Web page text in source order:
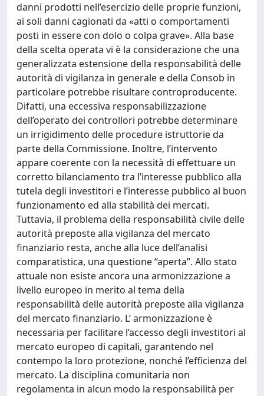
danni prodotti nell’esercizio delle proprie funzioni,
ai soli danni cagionati da «atti o comportamenti
posti in essere con dolo o colpa grave». Alla base
della scelta operata vi è la considerazione che una
generalizzata estensione della responsabilità delle
autorità di vigilanza in generale e della Consob in
particolare potrebbe risultare controproducente.
Difatti, una eccessiva responsabilizzazione
dell’operato dei controllori potrebbe determinare
un irrigidimento delle procedure istruttorie da
parte della Commissione. Inoltre, l’intervento
appare coerente con la necessità di effettuare un
corretto bilanciamento tra l’interesse pubblico alla
tutela degli investitori e l’interesse pubblico al buon
funzionamento ed alla stabilità dei mercati.
Tuttavia, il problema della responsabilità civile delle
autorità preposte alla vigilanza del mercato
finanziario resta, anche alla luce dell’analisi
comparatistica, una questione “aperta”. Allo stato
attuale non esiste ancora una armonizzazione a
livello europeo in merito al tema della
responsabilità delle autorità preposte alla vigilanza
del mercato finanziario. L’ armonizzazione è
necessaria per facilitare l’accesso degli investitori al
mercato europeo di capitali, garantendo nel
contempo la loro protezione, nonché l’efficienza del
mercato. La disciplina comunitaria non
regolamenta in alcun modo la responsabilità per